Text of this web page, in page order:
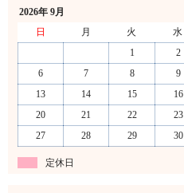
2026年 9月
日
月 火 水
1
2
6
7 8 9
13
14 15 16
20
21 22 23
27
28 29 30
定休日